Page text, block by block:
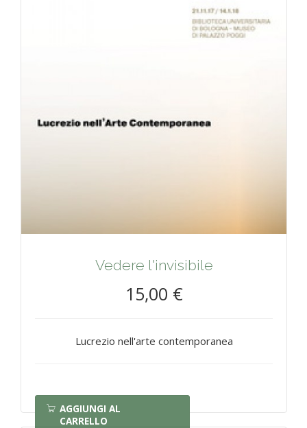
Vedere l'invisibile
15,00 €
Lucrezio nell'arte contemporanea
AGGIUNGI AL
CARRELLO